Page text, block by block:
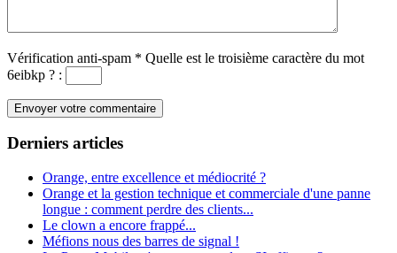
Vérification anti-spam * Quelle est le troisième caractère du mot
6eibkp ? :
Derniers articles
Orange, entre excellence et médiocrité ?
Orange et la gestion technique et commerciale d'une panne
longue : comment perdre des clients...
Le clown a encore frappé...
Méfions nous des barres de signal !